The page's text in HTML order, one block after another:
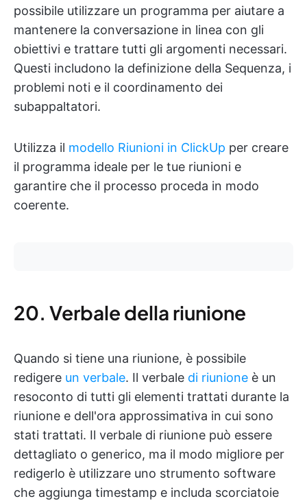
possibile utilizzare un programma per aiutare a
mantenere la conversazione in linea con gli
obiettivi e trattare tutti gli argomenti necessari.
Questi includono la definizione della Sequenza, i
problemi noti e il coordinamento dei
subappaltatori.
Utilizza il modello Riunioni in ClickUp per creare
il programma ideale per le tue riunioni e
garantire che il processo proceda in modo
coerente.
20. Verbale della riunione
Quando si tiene una riunione, è possibile
redigere un verbale. Il verbale di riunione è un
resoconto di tutti gli elementi trattati durante la
riunione e dell'ora approssimativa in cui sono
stati trattati. Il verbale di riunione può essere
dettagliato o generico, ma il modo migliore per
redigerlo è utilizzare uno strumento software
che aggiunga timestamp e includa scorciatoie